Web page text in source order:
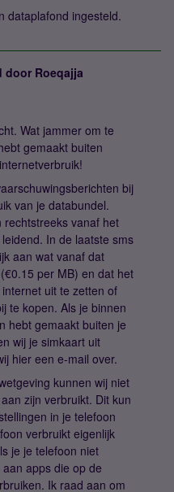
dataplafond ingesteld.
door Roeqajja
Wat jammer om te
gemaakt buiten
bij
van je databundel.
rechtstreeks vanaf het
In de laatste sms
aan wat vanaf dat
per MB) en dat het
uit te zetten of
te kopen. Als je binnen
hebt gemaakt buiten je
wij je simkaart uit
hier een e-mail over.
kunnen wij niet
zijn verbruikt. Dit kun
in je telefoon
verbruikt eigenlijk
je je telefoon niet
apps die op de
Ik raad aan om